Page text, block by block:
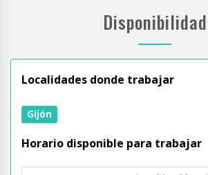
Disponibilidad
Localidades donde trabajar
Gijón
Horario disponible para trabajar